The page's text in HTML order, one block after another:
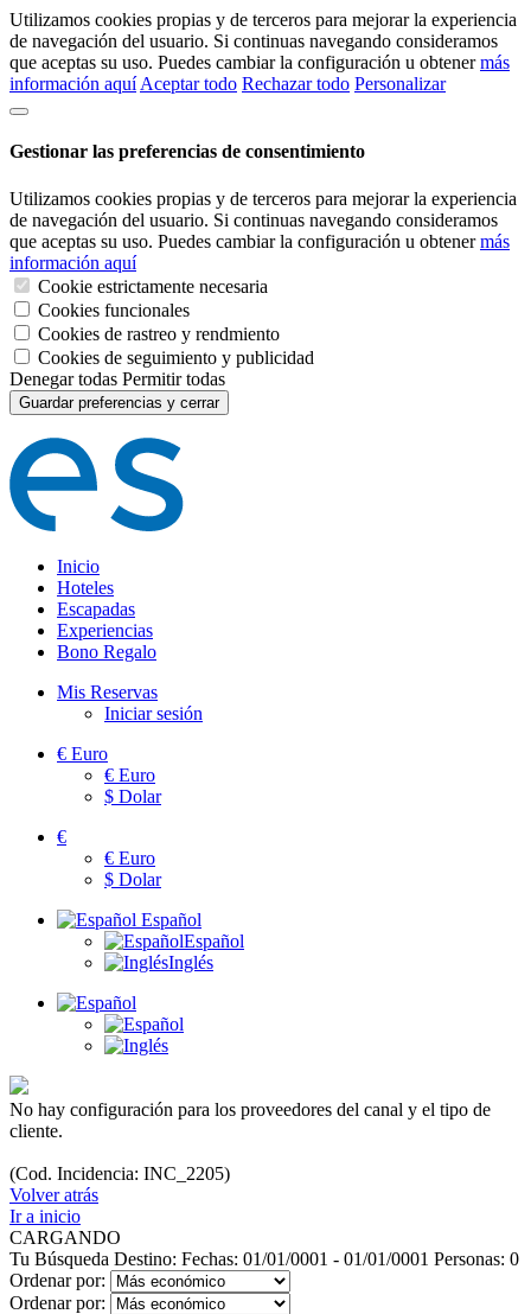
Utilizamos cookies propias y de terceros para mejorar la experiencia
de navegación del usuario. Si continuas navegando consideramos
que aceptas su uso. Puedes cambiar la configuración u obtenermás
información aquí Aceptar todo Rechazar todo Personalizar
Gestionar las preferencias de consentimiento
Utilizamos cookies propias y de terceros para mejorar la experiencia
de navegación del usuario. Si continuas navegando consideramos
que aceptas su uso. Puedes cambiar la configuración u obtenermás
información aquí
Cookie estrictamente necesaria
Cookies funcionales
Cookies de rastreo y rendmiento
Cookies de seguimiento y publicidad
Denegar todas Permitir todas
Guardar preferencias y cerrar
Inicio
Hoteles
Escapadas
Experiencias
Bono Regalo
Mis Reservas
Iniciar sesión
€ Euro
€ Euro
$ Dolar
€
€ Euro
$ Dolar
Español
Español
Inglés
No hay configuración para los proveedores del canal y el tipo de
cliente.
(Cod. Incidencia: INC_2205)
Volver atrás
Ir a inicio
CARGANDO
Tu Búsqueda Destino: Fechas: 01/01/0001 - 01/01/0001 Personas: 0
Ordenar por:
Ordenar por: